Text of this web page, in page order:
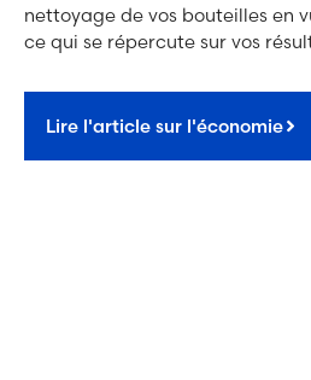
nettoyage de vos bouteilles en
ce qui se répercute sur vos
Lire l'article sur l'économie